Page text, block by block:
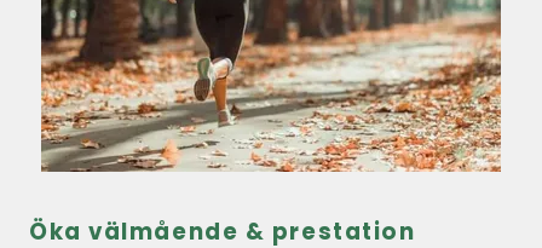
Öka välmående & prestation